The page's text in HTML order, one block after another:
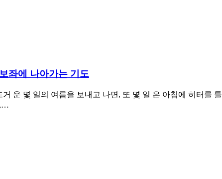
좌에 나아가는 기도
운 몇 일의 여름을 보내고 나면, 또 몇 일 은 아침에 히터를
,…